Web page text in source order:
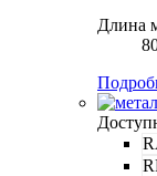
Длина